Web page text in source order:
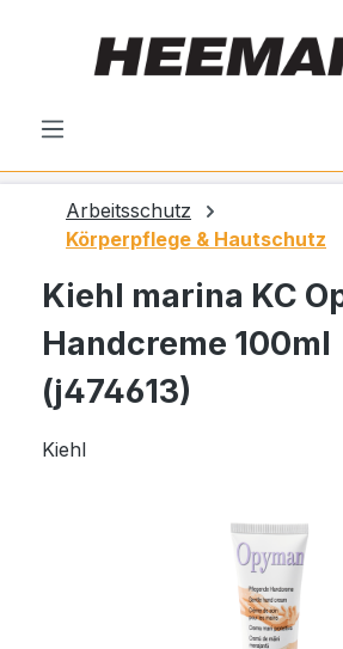
Arbeitsschutz
Körperpflege & Hautschutz
Kiehl marina KC
Handcreme 100ml
(j474613)
Kiehl
Bildergalerie überspringen